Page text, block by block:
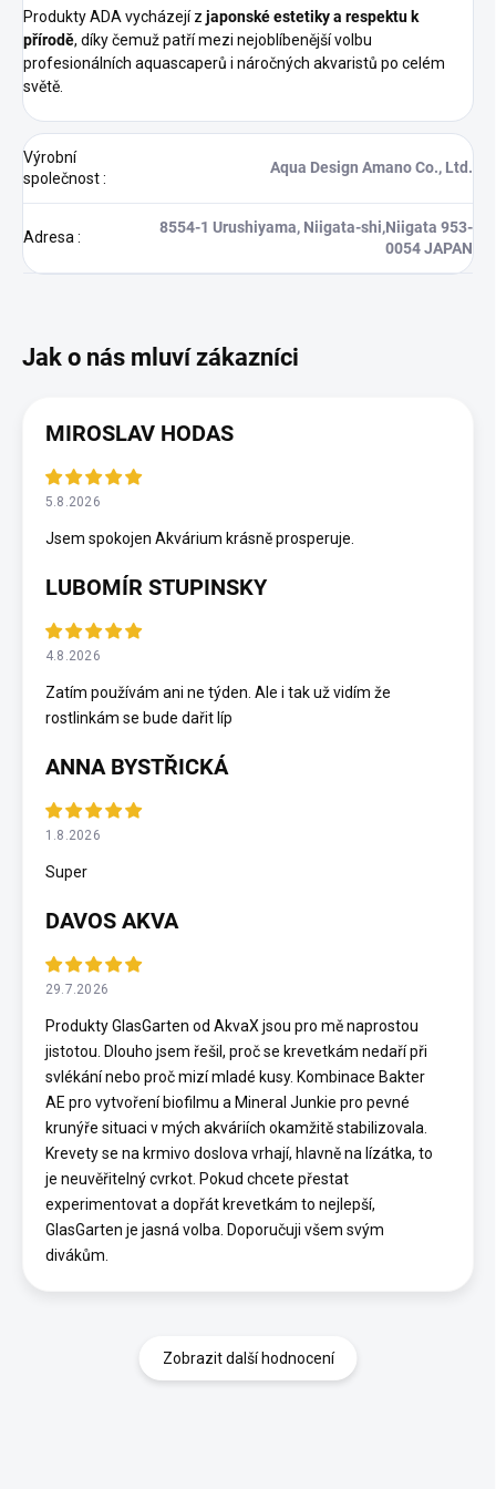
Produkty ADA vycházejí z japonské estetiky a respektu k
přírodě, díky čemuž patří mezi nejoblíbenější volbu
profesionálních aquascaperů i náročných akvaristů po celém
světě.
Výrobní
společnost:
Aqua Design Amano Co., Ltd.
Adresa :
8554-1 Urushiyama, Niigata-shi,Niigata 953-
0054 JAPAN
MIROSLAV HODAS
5.8.2026
Jsem spokojen Akvárium krásně prosperuje.
LUBOMÍR STUPINSKY
4.8.2026
Zatím používám ani ne týden. Ale i tak už vidím že
rostlinkám se bude dařit líp
ANNA BYSTŘICKÁ
1.8.2026
Super
DAVOS AKVA
29.7.2026
Produkty GlasGarten od AkvaX jsou pro mě naprostou
jistotou. Dlouho jsem řešil, proč se krevetkám nedaří při
svlékání nebo proč mizí mladé kusy. Kombinace Bakter
AE pro vytvoření biofilmu a Mineral Junkie pro pevné
krunýře situaci v mých akváriích okamžitě stabilizovala.
Krevety se na krmivo doslova vrhají, hlavně na lízátka, to
je neuvěřitelný cvrkot. Pokud chcete přestat
experimentovat a dopřát krevetkám to nejlepší,
GlasGarten je jasná volba. Doporučuji všem svým
divákům.
Zobrazit další hodnocení